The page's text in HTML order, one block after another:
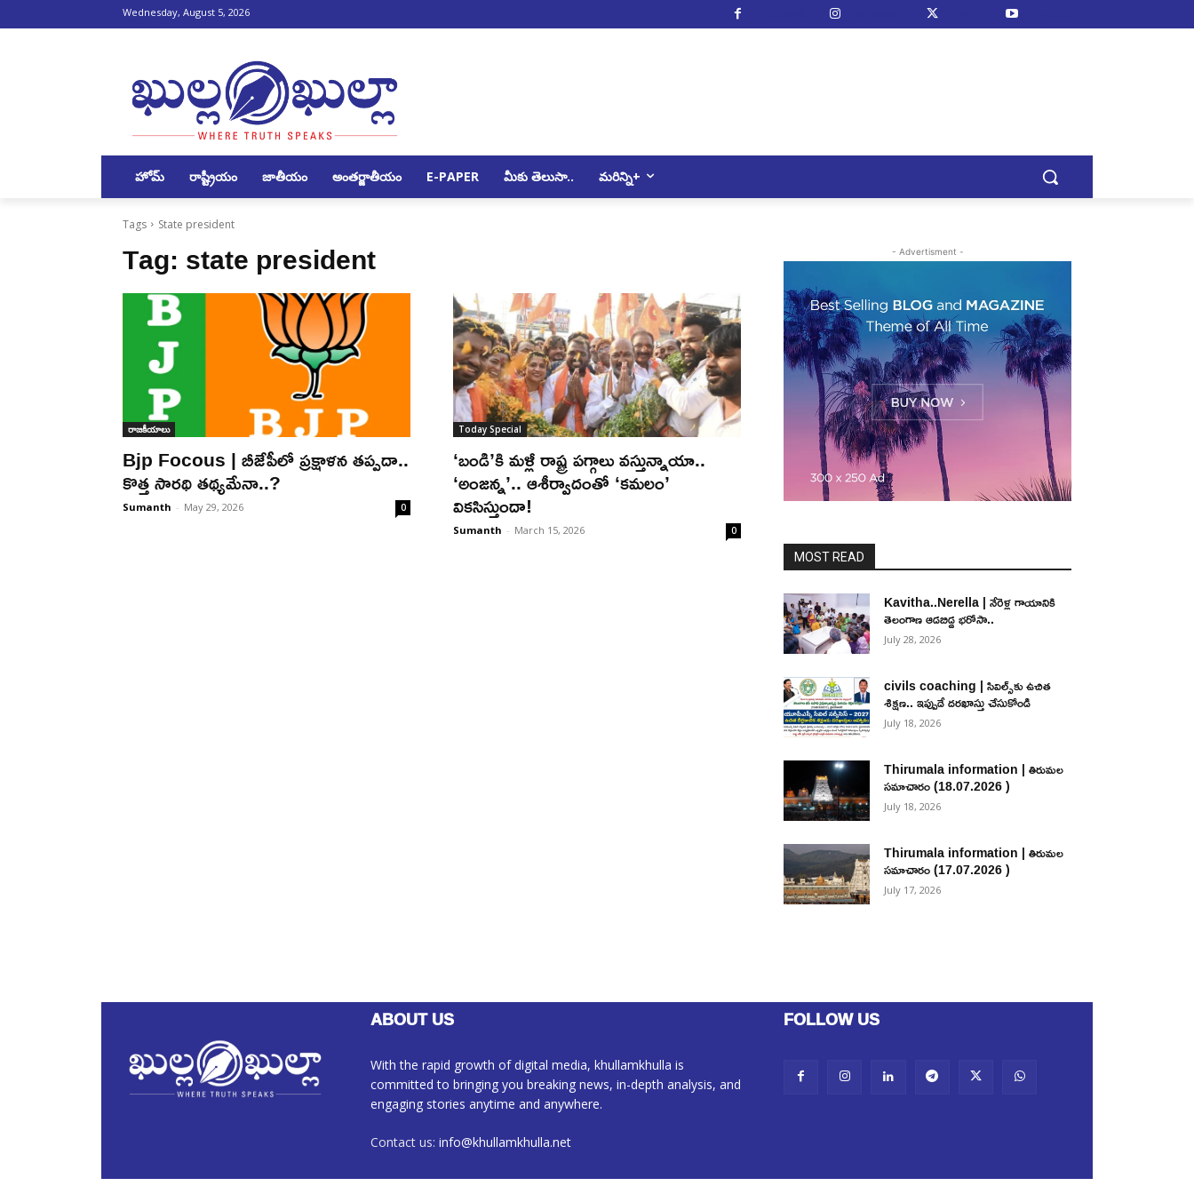
Wednesday, August 5, 2026
హోమ్ రాష్ట్రీయం జాతీయం అంతర్జాతీయం E-PAPER మీకు తెలుసా.. మరిన్ని+
Tags State president
Tag:state president
రాజకీయాలు
Bjp Focous | బీజేపీలో ప్ర‌క్షాళ‌న త‌ప్ప‌దా..
కొత్త సార‌థి త‌థ్య‌మేనా..?
Sumanth - May 29, 2026 0
Today Special
‘బండి’కి మళ్లీ రాష్ట్ర పగ్గాలు వస్తున్నాయా..
‘అంజన్న’.. ఆశీర్వాదంతో ‘కమలం’
వికసిస్తుందా!
Sumanth - March 15, 2026 0
- Advertisment -
MOST READ
Kavitha..Nerella | నేరెళ్ల గాయానికి
తెలంగాణ ఆడబిడ్డ భరోసా..
July 28, 2026
civils coaching | సివిల్స్‌కు ఉచిత
శిక్ష‌ణ.. ఇప్పుడే ద‌ర‌ఖాస్తు చేసుకోండి
July 18, 2026
Thirumala information | తిరుమల
సమాచారం (18.07.2026 )
July 18, 2026
Thirumala information | తిరుమల
సమాచారం (17.07.2026 )
July 17, 2026
ABOUT US
With the rapid growth of digital media, khullamkhulla is
committed to bringing you breaking news, in-depth analysis, and
engaging stories anytime and anywhere.
Contact us: info@khullamkhulla.net
FOLLOW US